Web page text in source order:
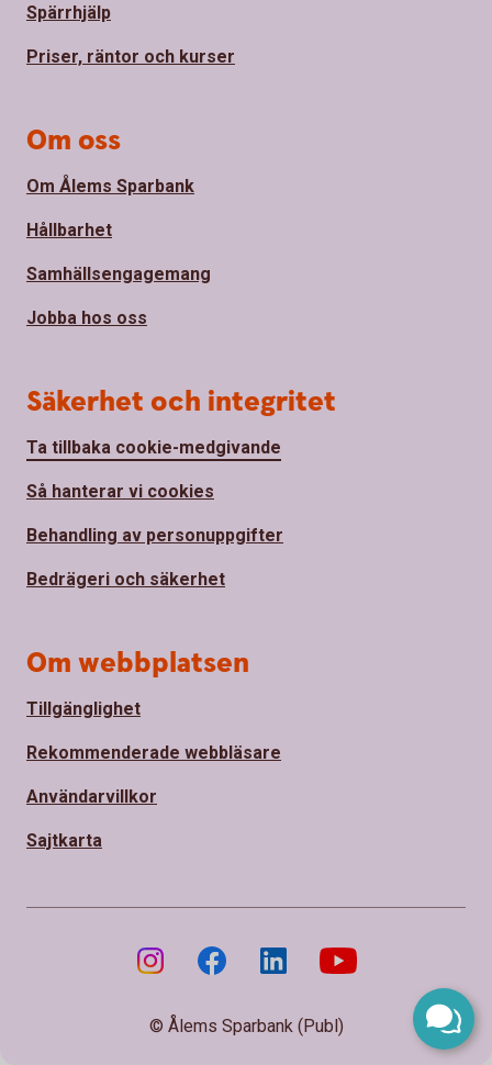
Spärrhjälp
Priser, räntor och kurser
Om oss
Om Ålems Sparbank
Hållbarhet
Samhällsengagemang
Jobba hos oss
Säkerhet och integritet
Ta tillbaka cookie-medgivande
Så hanterar vi cookies
Behandling av personuppgifter
Bedrägeri och säkerhet
Om webbplatsen
Tillgänglighet
Rekommenderade webbläsare
Användarvillkor
Sajtkarta
© Ålems Sparbank (Publ)